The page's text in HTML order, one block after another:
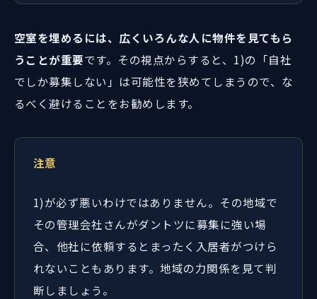
空室を埋めるには、広くいろんな人に物件を見てもら
うことが重要です。その視点からすると、1)の「自社
でしか募集しない」は可能性を狭めてしまうので、な
るべく避けることをお勧めします。
注意
1)が必ず悪いわけではありません。その地域で
その管理会社さんがダントツに募集に強い場
合、他社に依頼するとまったく入居者がつけら
れないこともあります。地域の力関係を見て判
断しましょう。